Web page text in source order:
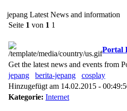
jepang Latest News and information
Seite 1 von 1 1
Portal
Get the latest news and events from
jepang
berita-jepang
cosplay
Hinzugefügt am 14.02.2015 -
Kategorie: Internet